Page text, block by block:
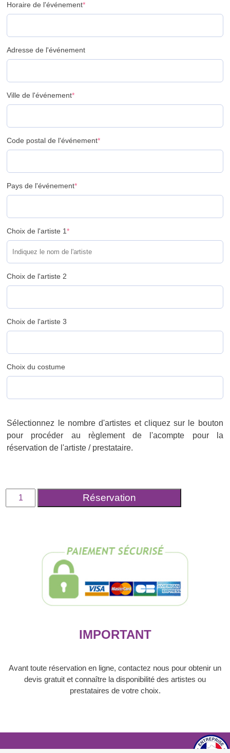
Horaire de l'événement*
Adresse de l'événement
Ville de l'événement*
Code postal de l'événement*
Pays de l'événement*
Choix de l'artiste 1*
Choix de l'artiste 2
Choix de l'artiste 3
Choix du costume
Sélectionnez le nombre d'artistes et cliquez sur le bouton
pour procéder au règlement de l'acompte pour la
réservation de l'artiste / prestataire.
quantité
Réservation
IMPORTANT
Avant toute réservation en ligne, contactez nous pour obtenir un
devis gratuit et connaître la disponibilité des artistes ou
prestataires de votre choix.